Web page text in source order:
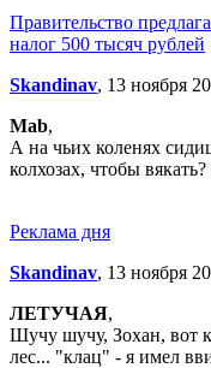
Правительство
налог 500 тысяч рублей
Skandinav, 13 ноября
Mab,
А на чьих коленях
колхозах, чтобы вякать?
Реклама дня
Skandinav, 13 ноября
ЛЕТУЧАЯ,
Шучу шучу, Зохан, вот
лес... "клац" - я имел